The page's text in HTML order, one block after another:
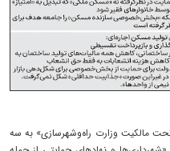
تحت مالکیت وزارت راه‌وشهرسازی» به سه